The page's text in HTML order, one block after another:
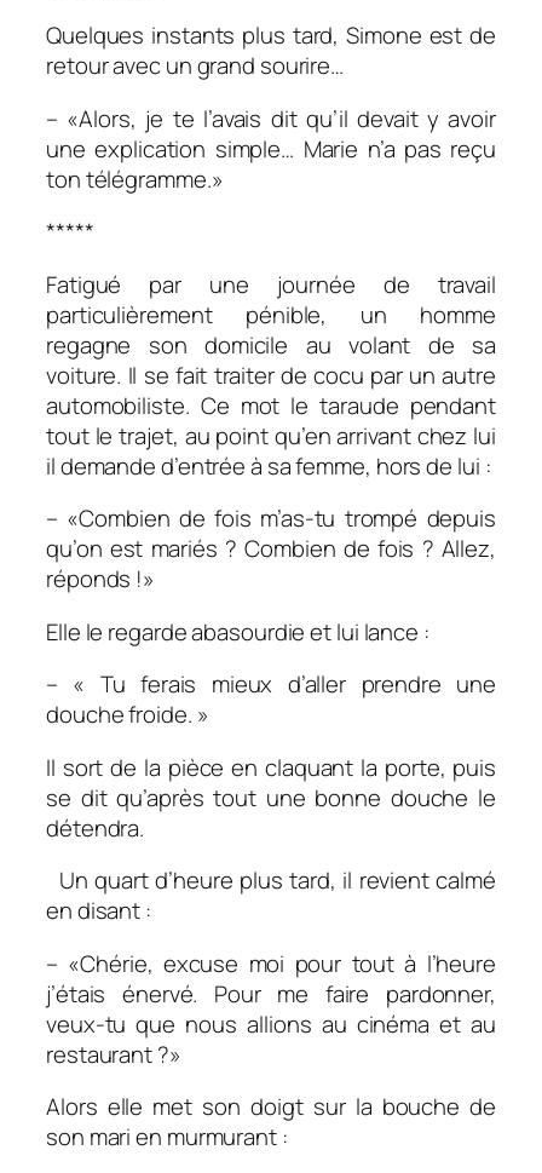
Quelques instants plus tard, Simone est de
retour avec un grand sourire…
– «Alors, je te l’avais dit qu’il devait y avoir
une explication simple… Marie n’a pas reçu
ton télégramme.»
*****
Fatigué par une journée de travail
particulièrement pénible, un homme
regagne son domicile au volant de sa
voiture. Il se fait traiter de cocu par un autre
automobiliste. Ce mot le taraude pendant
tout le trajet, au point qu’en arrivant chez lui
il demande d’entrée à sa femme, hors de lui :
– «Combien de fois m’as-tu trompé depuis
qu’on est mariés ? Combien de fois ? Allez,
réponds !»
Elle le regarde abasourdie et lui lance :
– « Tu ferais mieux d’aller prendre une
douche froide. »
Il sort de la pièce en claquant la porte, puis
se dit qu’après tout une bonne douche le
détendra.
Un quart d’heure plus tard, il revient calmé
en disant :
– «Chérie, excuse moi pour tout à l’heure
j’étais énervé. Pour me faire pardonner,
veux-tu que nous allions au cinéma et au
restaurant ?»
Alors elle met son doigt sur la bouche de
son mari en murmurant :